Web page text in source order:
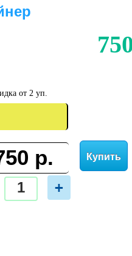
от 2 уп.
+
Купить